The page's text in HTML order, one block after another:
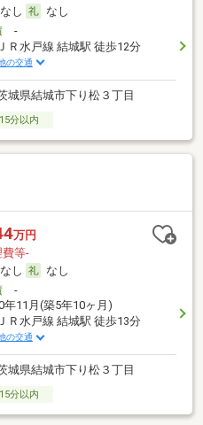
なし
なし
-
ＪＲ水戸線 結城駅 徒歩12分
の交通
城県結城市下り松３丁目
分以内
万円
費等-
なし
なし
-
年11月(築5年10ヶ月)
ＪＲ水戸線 結城駅 徒歩13分
の交通
城県結城市下り松３丁目
分以内